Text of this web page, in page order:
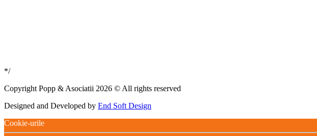
*/
Copyright Popp & Asociatii 2026 © All rights reserved
Designed and Developed by End Soft Design
Cookie-urile